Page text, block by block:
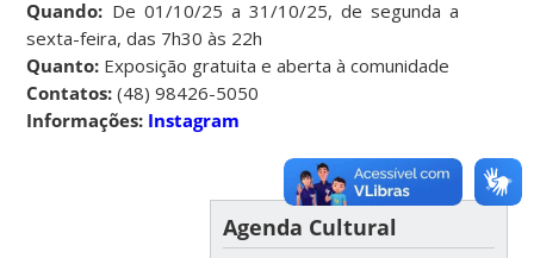
Quando: De 01/10/25 a 31/10/25, de segunda a
sexta-feira, das 7h30 às 22h
Quanto: Exposição gratuita e aberta à comunidade
Contatos: (48) 98426-5050
Informações: Instagram
Agenda Cultural